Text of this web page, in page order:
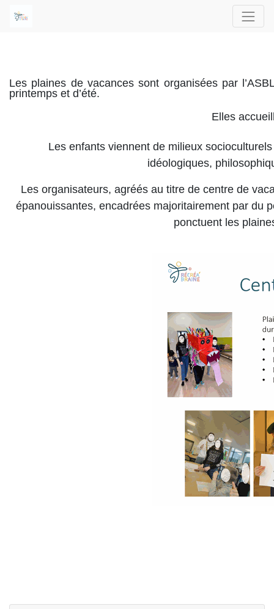
Les plaines de vacances sont organisées par
printemps et d’été.
Elles
Les enfants viennent de milieux
idéologiques,
Les organisateurs, agréés au titre de centre de
épanouissantes, encadrées majoritairement par du
ponctuent les